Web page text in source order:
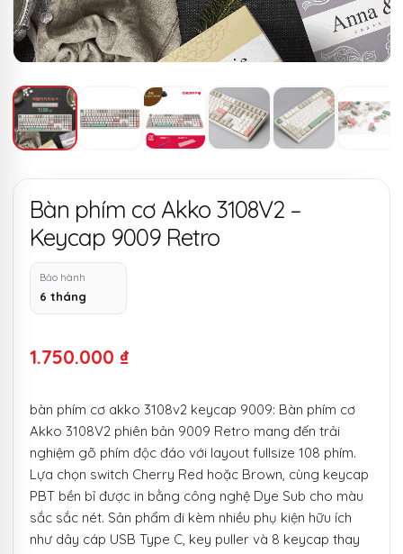
Bàn phím cơ Akko 3108V2 –
Keycap 9009 Retro
Bảo hành
6 tháng
1.750.000 ₫
bàn phím cơ akko 3108v2 keycap 9009: Bàn phím cơ
Akko 3108V2 phiên bản 9009 Retro mang đến trải
nghiệm gõ phím độc đáo với layout fullsize 108 phím.
Lựa chọn switch Cherry Red hoặc Brown, cùng keycap
PBT bền bỉ được in bằng công nghệ Dye Sub cho màu
sắc sắc nét. Sản phẩm đi kèm nhiều phụ kiện hữu ích
như dây cáp USB Type C, key puller và 8 keycap thay